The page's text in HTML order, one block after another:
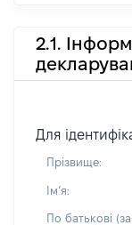
2.1.
Для
Прізвище:
Імʼя:
По батькові (за